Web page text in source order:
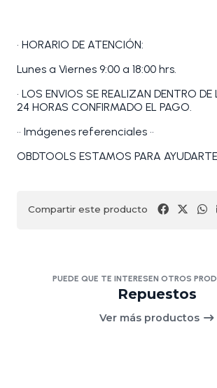
• HORARIO DE ATENCIÓN:
Lunes a Viernes 9:00 a 18:00 hrs.
• LOS ENVIOS SE REALIZAN DENTRO DE
24 HORAS CONFIRMADO EL PAGO.
•• Imágenes referenciales ••
OBDTOOLS ESTAMOS PARA
Compartir este producto
PUEDE QUE TE INTERESEN OTROS
Repuestos
Ver más productos